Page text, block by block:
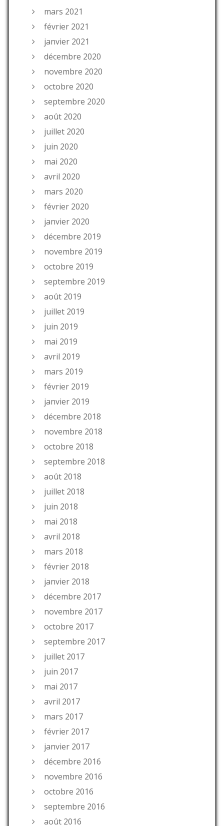
mars 2021
février 2021
janvier 2021
décembre 2020
novembre 2020
octobre 2020
septembre 2020
août 2020
juillet 2020
juin 2020
mai 2020
avril 2020
mars 2020
février 2020
janvier 2020
décembre 2019
novembre 2019
octobre 2019
septembre 2019
août 2019
juillet 2019
juin 2019
mai 2019
avril 2019
mars 2019
février 2019
janvier 2019
décembre 2018
novembre 2018
octobre 2018
septembre 2018
août 2018
juillet 2018
juin 2018
mai 2018
avril 2018
mars 2018
février 2018
janvier 2018
décembre 2017
novembre 2017
octobre 2017
septembre 2017
juillet 2017
juin 2017
mai 2017
avril 2017
mars 2017
février 2017
janvier 2017
décembre 2016
novembre 2016
octobre 2016
septembre 2016
août 2016